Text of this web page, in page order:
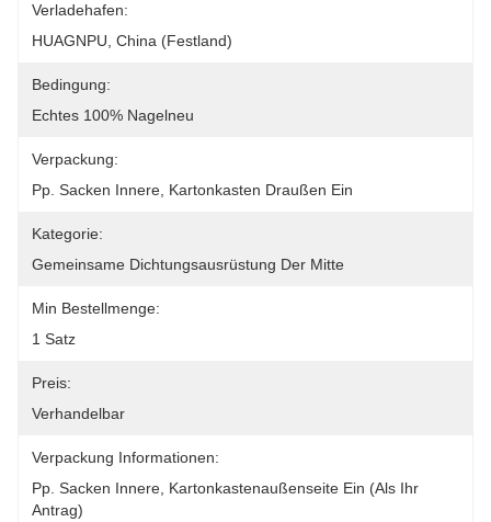
Verladehafen:
HUAGNPU, China (Festland)
Bedingung:
Echtes 100% Nagelneu
Verpackung:
Pp. Sacken Innere, Kartonkasten Draußen Ein
Kategorie:
Gemeinsame Dichtungsausrüstung Der Mitte
Min Bestellmenge:
1 Satz
Preis:
Verhandelbar
Verpackung Informationen:
Pp. Sacken Innere, Kartonkastenaußenseite Ein (als Ihr
Antrag)